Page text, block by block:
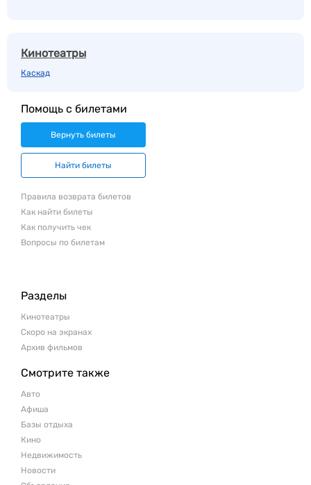
Кинотеатры
Каскад
Помощь с билетами
Вернуть билеты
Найти билеты
Правила возврата билетов
Как найти билеты
Как получить чек
Вопросы по билетам
Разделы
Кинотеатры
Скоро на экранах
Архив фильмов
Смотрите также
Авто
Афиша
Базы отдыха
Кино
Недвижимость
Новости